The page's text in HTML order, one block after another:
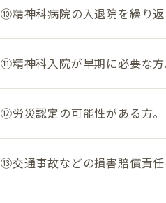
⑩精神科病院の入退院を繰り返
⑪精神科入院が早期に必要な方
⑫労災認定の可能性がある方。
⑬交通事故などの損害賠償責任